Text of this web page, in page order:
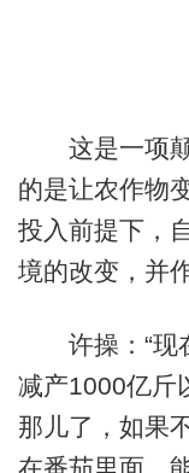
这是一项颠
的是让农作物
投入前提下，
境的改变，并
许操：“现
减产1000亿斤
那儿了，如果